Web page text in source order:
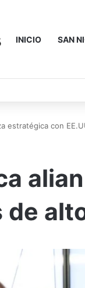
INICIO SAN
estratégica con